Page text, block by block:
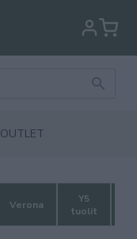
Verona
Y5
tuolit